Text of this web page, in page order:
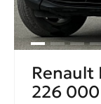
Renault
226